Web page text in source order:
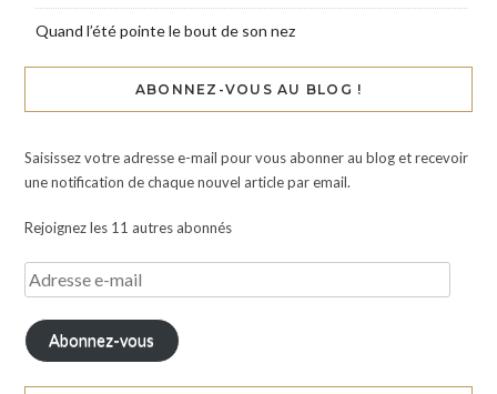
Quand l’été pointe le bout de son nez
ABONNEZ-VOUS AU BLOG !
Saisissez votre adresse e-mail pour vous abonner au blog et recevoir
une notification de chaque nouvel article par email.
Rejoignez les 11 autres abonnés
Abonnez-vous